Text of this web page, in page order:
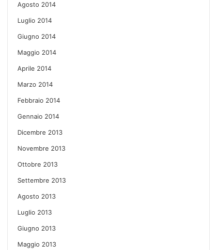
Agosto 2014
Luglio 2014
Giugno 2014
Maggio 2014
Aprile 2014
Marzo 2014
Febbraio 2014
Gennaio 2014
Dicembre 2013
Novembre 2013
Ottobre 2013
Settembre 2013
Agosto 2013
Luglio 2013
Giugno 2013
Maggio 2013